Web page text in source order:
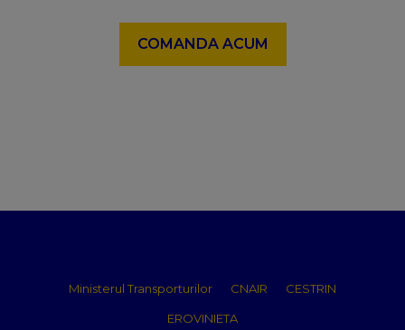
COMANDA ACUM
Ministerul Transporturilor CNAIR CESTRIN
EROVINIETA